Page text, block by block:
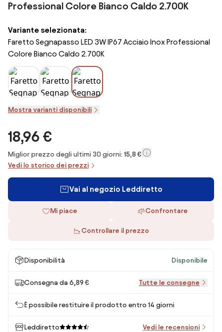
Professional Colore Bianco Caldo 2.700K
Variante selezionata:
Faretto Segnapasso LED 3W IP67 Acciaio Inox Professional
Colore Bianco Caldo 2.700K
Mostra varianti disponibili
18,96 €
Miglior prezzo degli ultimi 30 giorni: 15,8 €
Vedi lo storico dei prezzi
Vai al negozio Leddiretto
Mi piace Confrontare
Controllare il prezzo
Disponibilità Disponibile
Consegna da 6,89 € Tutte le consegne
È possibile restituire il prodotto entro 14 giorni
Leddiretto Vedi le recensioni